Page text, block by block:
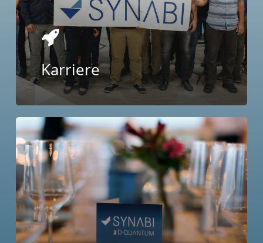
Karriere
Learn
more